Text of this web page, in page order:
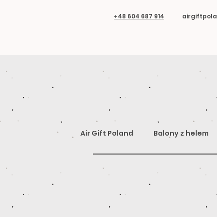
+48 604 687 914
Air Gift Poland Balony z helem